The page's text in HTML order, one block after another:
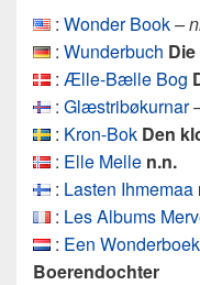
: Wonder Book–
: Wunderbuch
: Ælle-Bælle Bog
: Glæstribøkurnar
: Kron-Bok Den
: Elle Melle n.n.
: Lasten Ihmemaa
: Les Albums
: Een
Boerendochter